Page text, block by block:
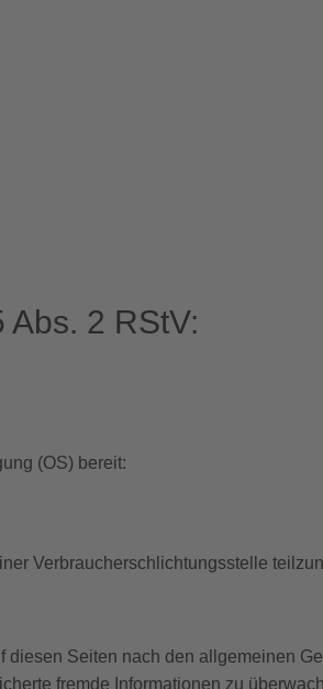
2 RStV:
(OS) bereit:
Verbraucherschlichtungsstelle
Seiten nach den allgemeinen
fremde Informationen zu